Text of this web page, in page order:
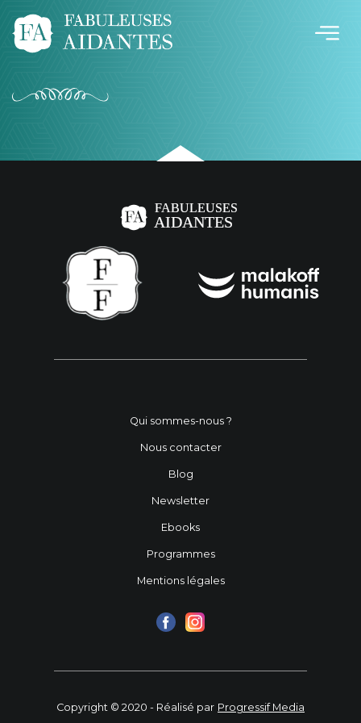
Qui sommes-nous ?
Nous contacter
Blog
Newsletter
Ebooks
Programmes
Mentions légales
Copyright © 2020 - Réalisé par Progressif Media